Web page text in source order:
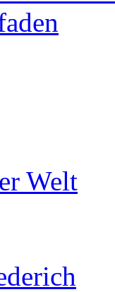
Welt